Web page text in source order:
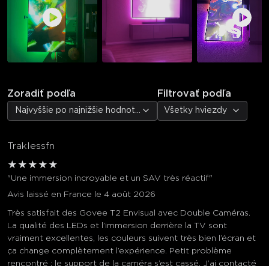
Zoradiť podľa
Najvyššie po najnižšie hodnotenie
Filtrovať podľa
Všetky hviezdy
Traklessfn
★ ★ ★ ★ ★
"Une immersion incroyable et un SAV très réactif"
Avis laissé en France le 4 août 2026
Très satisfait des Govee T2 Envisual avec Double Caméras.
La qualité des LEDs et l’immersion derrière la TV sont
vraiment excellentes, les couleurs suivent très bien l’écran et
ça change complètement l’expérience. Petit problème
rencontré : le support de la caméra s’est cassé. J’ai contacté